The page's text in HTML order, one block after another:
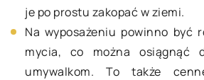
je po prostu zakopać w ziemi.
Na wyposażeniu powinno być
mycia, co można osiągnąć
umywalkom. To także